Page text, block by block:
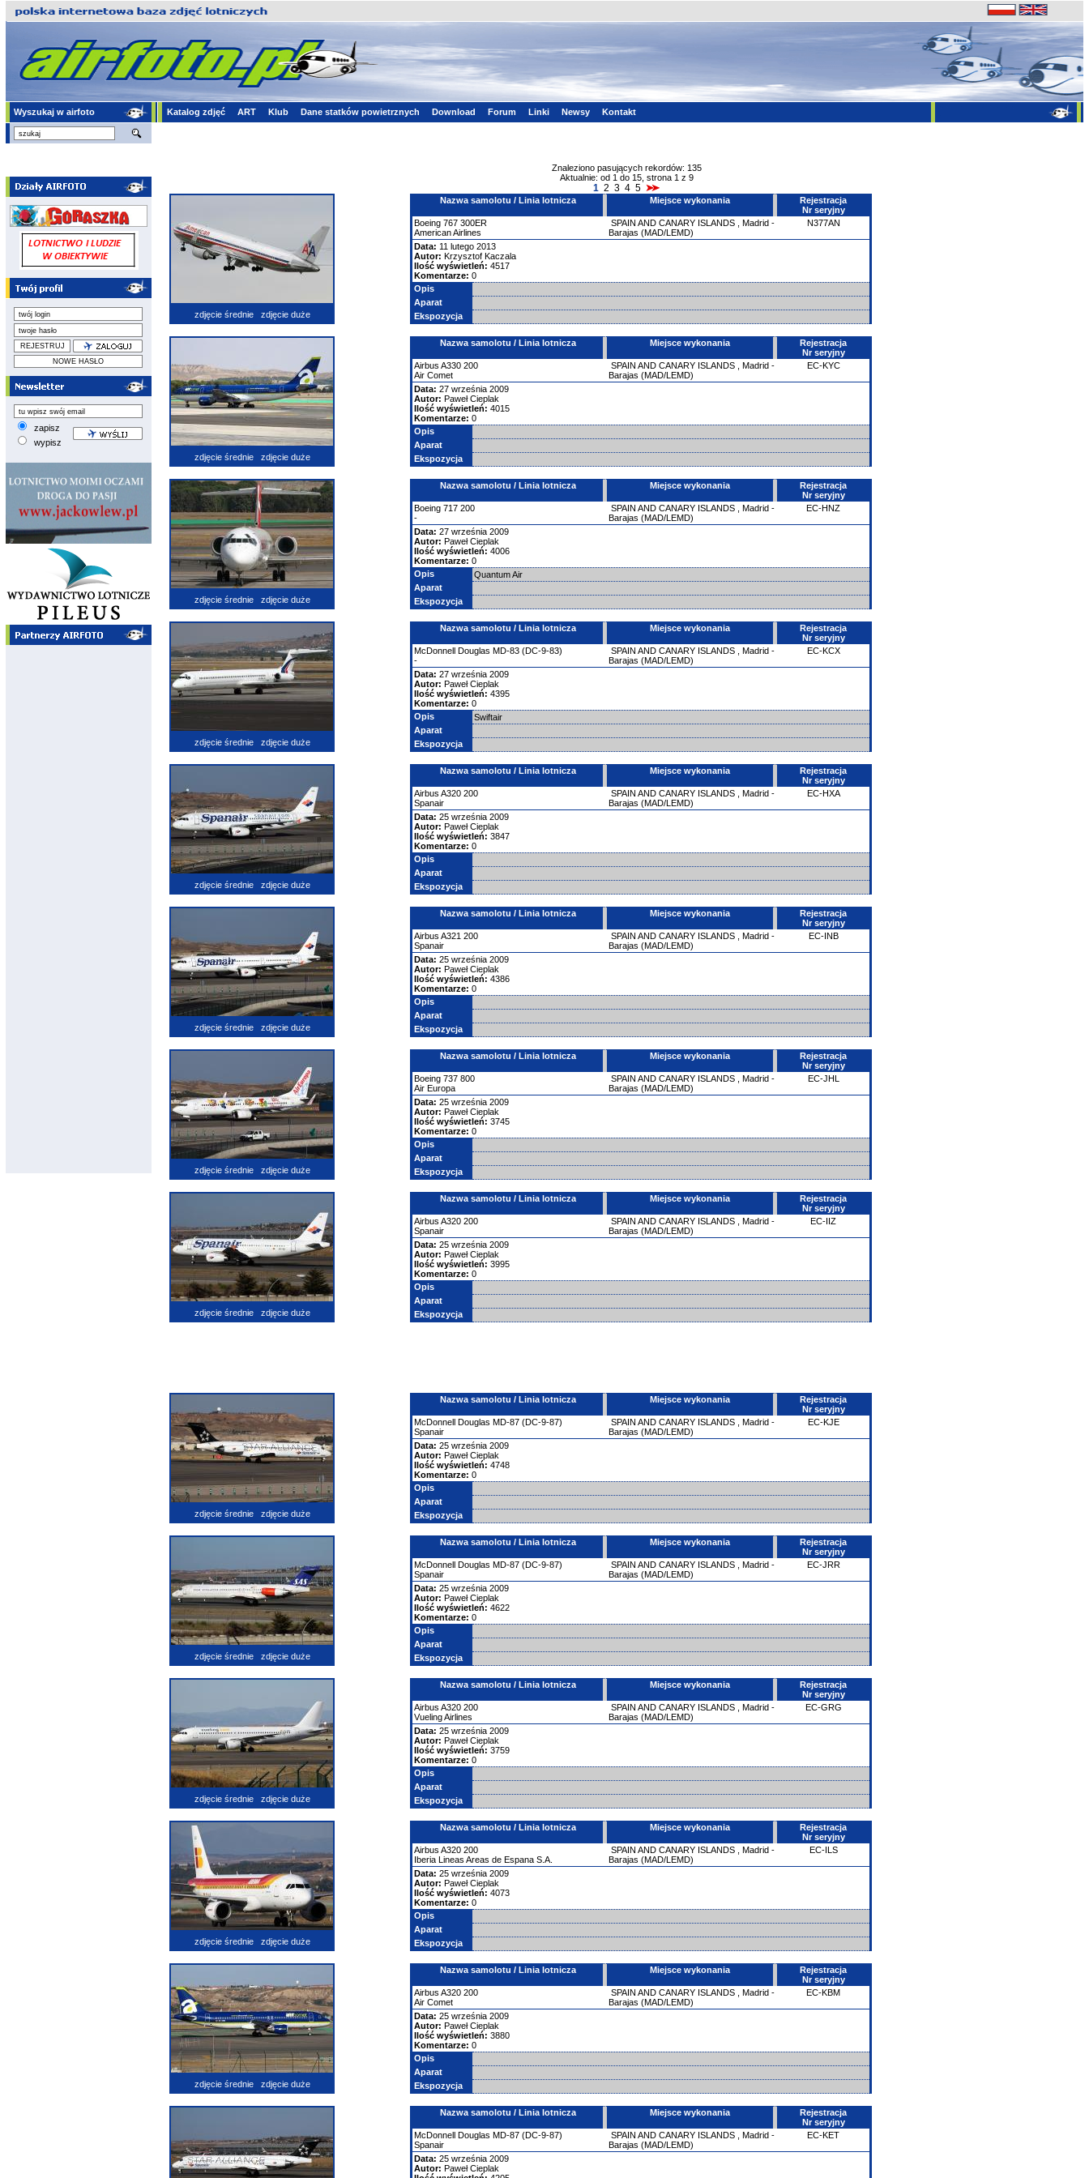
Wyszukaj w airfoto Katalog zdjęć ART Klub Dane statków powietrznych Download Forum Linki Newsy Kontakt
zapisz
wypisz
Znaleziono pasujących rekordów: 135
Aktualnie: od 1 do 15, strona 1 z 9
1 2 3 4 5
zdjęcie średnie zdjęcie duże
Nazwa samolotu / Linia lotnicza Miejsce wykonania
Rejestracja
Nr seryjny
Boeing 767 300ER
American Airlines
SPAIN AND CANARY ISLANDS
Madrid -
Barajas (MAD/LEMD)
N377AN
Data: 11 lutego 2013
Autor: Krzysztof Kaczala
Ilość wyświetleń: 4517
Komentarze: 0
Opis
Aparat
Ekspozycja
zdjęcie średnie zdjęcie duże
Nazwa samolotu / Linia lotnicza Miejsce wykonania
Rejestracja
Nr seryjny
Airbus A330 200
Air Comet
SPAIN AND CANARY ISLANDS
Madrid -
Barajas (MAD/LEMD)
EC-KYC
Data: 27 września 2009
Autor: Paweł Cieplak
Ilość wyświetleń: 4015
Komentarze: 0
Opis
Aparat
Ekspozycja
zdjęcie średnie zdjęcie duże
Nazwa samolotu / Linia lotnicza Miejsce wykonania
Rejestracja
Nr seryjny
Boeing 717 200
-
SPAIN AND CANARY ISLANDS
Madrid -
Barajas (MAD/LEMD)
EC-HNZ
Data: 27 września 2009
Autor: Paweł Cieplak
Ilość wyświetleń: 4006
Komentarze: 0
Opis
Quantum Air
Aparat
Ekspozycja
zdjęcie średnie zdjęcie duże
Nazwa samolotu / Linia lotnicza Miejsce wykonania
Rejestracja
Nr seryjny
McDonnell Douglas MD-83 (DC-9-83)
-
SPAIN AND CANARY ISLANDS
Madrid -
Barajas (MAD/LEMD)
EC-KCX
Data: 27 września 2009
Autor: Paweł Cieplak
Ilość wyświetleń: 4395
Komentarze: 0
Opis
Swiftair
Aparat
Ekspozycja
zdjęcie średnie zdjęcie duże
Nazwa samolotu / Linia lotnicza Miejsce wykonania
Rejestracja
Nr seryjny
Airbus A320 200
Spanair
SPAIN AND CANARY ISLANDS
Madrid -
Barajas (MAD/LEMD)
EC-HXA
Data: 25 września 2009
Autor: Paweł Cieplak
Ilość wyświetleń: 3847
Komentarze: 0
Opis
Aparat
Ekspozycja
zdjęcie średnie zdjęcie duże
Nazwa samolotu / Linia lotnicza Miejsce wykonania
Rejestracja
Nr seryjny
Airbus A321 200
Spanair
SPAIN AND CANARY ISLANDS
Madrid -
Barajas (MAD/LEMD)
EC-INB
Data: 25 września 2009
Autor: Paweł Cieplak
Ilość wyświetleń: 4386
Komentarze: 0
Opis
Aparat
Ekspozycja
zdjęcie średnie zdjęcie duże
Nazwa samolotu / Linia lotnicza Miejsce wykonania
Rejestracja
Nr seryjny
Boeing 737 800
Air Europa
SPAIN AND CANARY ISLANDS
Madrid -
Barajas (MAD/LEMD)
EC-JHL
Data: 25 września 2009
Autor: Paweł Cieplak
Ilość wyświetleń: 3745
Komentarze: 0
Opis
Aparat
Ekspozycja
zdjęcie średnie zdjęcie duże
Nazwa samolotu / Linia lotnicza Miejsce wykonania
Rejestracja
Nr seryjny
Airbus A320 200
Spanair
SPAIN AND CANARY ISLANDS
Madrid -
Barajas (MAD/LEMD)
EC-IIZ
Data: 25 września 2009
Autor: Paweł Cieplak
Ilość wyświetleń: 3995
Komentarze: 0
Opis
Aparat
Ekspozycja
zdjęcie średnie zdjęcie duże
Nazwa samolotu / Linia lotnicza Miejsce wykonania
Rejestracja
Nr seryjny
McDonnell Douglas MD-87 (DC-9-87)
Spanair
SPAIN AND CANARY ISLANDS
Madrid -
Barajas (MAD/LEMD)
EC-KJE
Data: 25 września 2009
Autor: Paweł Cieplak
Ilość wyświetleń: 4748
Komentarze: 0
Opis
Aparat
Ekspozycja
zdjęcie średnie zdjęcie duże
Nazwa samolotu / Linia lotnicza Miejsce wykonania
Rejestracja
Nr seryjny
McDonnell Douglas MD-87 (DC-9-87)
Spanair
SPAIN AND CANARY ISLANDS
Madrid -
Barajas (MAD/LEMD)
EC-JRR
Data: 25 września 2009
Autor: Paweł Cieplak
Ilość wyświetleń: 4622
Komentarze: 0
Opis
Aparat
Ekspozycja
zdjęcie średnie zdjęcie duże
Nazwa samolotu / Linia lotnicza Miejsce wykonania
Rejestracja
Nr seryjny
Airbus A320 200
Vueling Airlines
SPAIN AND CANARY ISLANDS
Madrid -
Barajas (MAD/LEMD)
EC-GRG
Data: 25 września 2009
Autor: Paweł Cieplak
Ilość wyświetleń: 3759
Komentarze: 0
Opis
Aparat
Ekspozycja
zdjęcie średnie zdjęcie duże
Nazwa samolotu / Linia lotnicza Miejsce wykonania
Rejestracja
Nr seryjny
Airbus A320 200
Iberia Lineas Areas de Espana S.A.
SPAIN AND CANARY ISLANDS
Madrid -
Barajas (MAD/LEMD)
EC-ILS
Data: 25 września 2009
Autor: Paweł Cieplak
Ilość wyświetleń: 4073
Komentarze: 0
Opis
Aparat
Ekspozycja
zdjęcie średnie zdjęcie duże
Nazwa samolotu / Linia lotnicza Miejsce wykonania
Rejestracja
Nr seryjny
Airbus A320 200
Air Comet
SPAIN AND CANARY ISLANDS
Madrid -
Barajas (MAD/LEMD)
EC-KBM
Data: 25 września 2009
Autor: Paweł Cieplak
Ilość wyświetleń: 3880
Komentarze: 0
Opis
Aparat
Ekspozycja
Nazwa samolotu / Linia lotnicza Miejsce wykonania
Rejestracja
Nr seryjny
McDonnell Douglas MD-87 (DC-9-87)
Spanair
SPAIN AND CANARY ISLANDS
Madrid -
Barajas (MAD/LEMD)
EC-KET
Data: 25 września 2009
Autor: Paweł Cieplak